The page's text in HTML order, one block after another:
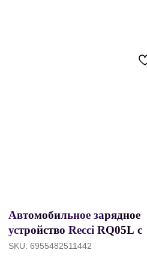
Автомобильное зарядное
устройство Recci RQ05L с
кабелем Type-C, 2 x USB-A,
SKU: 6955482511442